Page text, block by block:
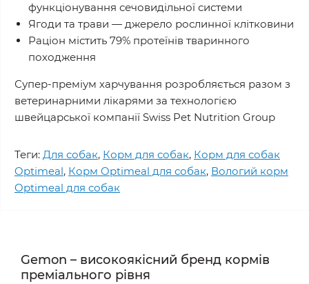
функціонування сечовидільної системи
Ягоди та трави — джерело рослинної клітковини
Раціон містить 79% протеїнів тваринного
походження
Супер-преміум харчування розробляється разом з
ветеринарними лікарями за технологією
швейцарської компанії Swiss Pet Nutrition Group
Теги: Для собак, Корм для собак, Корм для собак
Optimeal, Корм Optimeal для собак, Вологий корм
Optimeal для собак
Gemon – високоякісний бренд кормів
преміального рівня